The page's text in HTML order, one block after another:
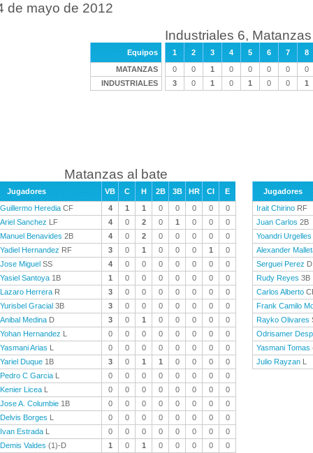
de mayo de 2012
Industriales 6,
Equipos 1 2 3 4 5 6 7
8
MATANZAS
0 0 1 0 0 0 0
0
INDUSTRIALES
3 0 1 0 1 0 0 1
Matanzas al bate
Jugadores VB C H 2B 3B HR CI
E
Guillermo Heredia CF 4 1 1 0 0 0 0
0
Ariel Sanchez LF 4 0 2 0 1 0 0
0
Manuel Benavides 2B 4 0 2 0 0 0 0
0
Yadiel Hernandez RF 3 0 1 0 0 0 1
0
Jose Miguel SS 4 0 0 0 0 0 0
0
Yasiel Santoya 1B 1 0 0 0 0 0 0
0
Lazaro Herrera R 3 0 0 0 0 0 0
0
Yurisbel Gracial 3B 3 0 0 0 0 0 0
0
Anibal Medina D 3 0 1 0 0 0 0
0
Yohan Hernandez L 0 0 0 0 0 0 0
0
Yasmani Arias L 0 0 0 0 0 0 0
0
Yariel Duque 1B 3 0 1 1 0 0 0
0
Pedro C Garcia L 0 0 0 0 0 0 0
0
Kenier Licea L 0 0 0 0 0 0 0
0
Jose A. Columbie 1B 0 0 0 0 0 0 0
0
Delvis Borges L 0 0 0 0 0 0 0
0
Ivan Estrada L 0 0 0 0 0 0 0
0
Demis Valdes (1)-D 1 0 1 0 0 0 0 0
Jugadores
Irait Chirino RF
Juan Carlos 2B
Yoandri Urgelles
Alexander
Serguei Perez D
Rudy Reyes 3B
Carlos Alberto
Frank Camilo
Rayko Olivares
Odrisamer
Yasmani Tomas
Julio Rayzan L